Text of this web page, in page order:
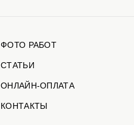
ФОТО РАБОТ
СТАТЬИ
ОНЛАЙН-ОПЛАТА
КОНТАКТЫ